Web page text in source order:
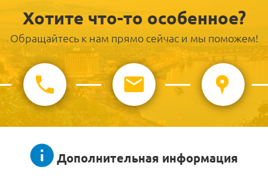
Хотите что-то особенное?
Обращайтесь к нам прямо сейчас и мы поможем!
Дополнительная информация